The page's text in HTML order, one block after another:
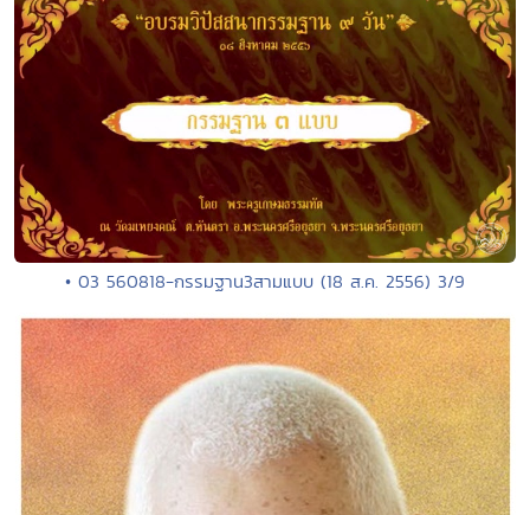
• 03 560818-กรรมฐาน3สามแบบ (18 ส.ค. 2556) 3/9